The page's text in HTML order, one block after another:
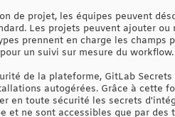
de projet, les équipes peuvent
Les projets peuvent ajouter ou
prennent en charge les
un suivi sur mesure du workflow.
de la plateforme, GitLab
autogérées. Grâce à cette
en toute sécurité les secrets
et ne sont accessibles que par des